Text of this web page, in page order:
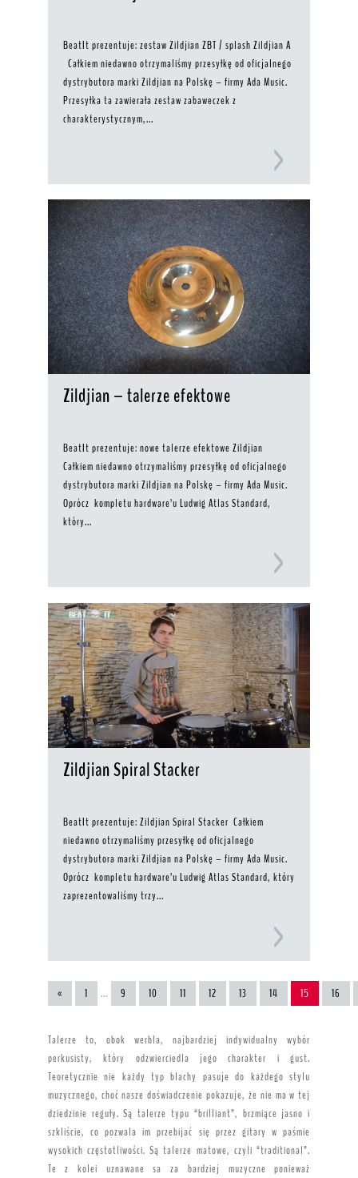
BeatIt prezentuje: zestaw Zildjian ZBT / splash Zildjian A
Całkiem niedawno otrzymaliśmy przesyłkę od oficjalnego
dystrybutora marki Zildjian na Polskę – firmy Ada Music.
Przesyłka ta zawierała zestaw zabaweczek z
charakterystycznym,...
Zildjian – talerze efektowe
BeatIt prezentuje: nowe talerze efektowe Zildjian
Całkiem niedawno otrzymaliśmy przesyłkę od oficjalnego
dystrybutora marki Zildjian na Polskę – firmy Ada Music.
Oprócz kompletu hardware’u Ludwig Atlas Standard,
który...
Zildjian Spiral Stacker
BeatIt prezentuje: Zildjian Spiral Stacker Całkiem
niedawno otrzymaliśmy przesyłkę od oficjalnego
dystrybutora marki Zildjian na Polskę – firmy Ada Music.
Oprócz kompletu hardware’u Ludwig Atlas Standard, który
zaprezentowaliśmy trzy...
« 1 ... 9 10 11 12 13 14 15 16
Talerze to, obok werbla, najbardziej indywidualny wybór
perkusisty, który odzwierciedla jego charakter i gust.
Teoretycznie nie każdy typ blachy pasuje do każdego stylu
muzycznego, choć nasze doświadczenie pokazuje, że nie ma w tej
dziedzinie reguły. Są talerze typu “brilliant”, brzmiące jasno i
szkliście, co pozwala im przebijać się przez gitary w paśmie
wysokich częstotliwości. Są talerze matowe, czyli “traditional”.
Te z kolei uznawane sa za bardziej muzyczne ponieważ